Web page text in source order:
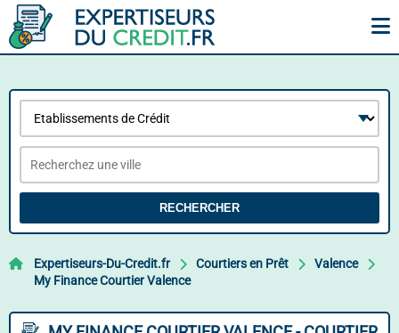
RECHERCHER
Expertiseurs-Du-Credit.fr Courtiers en Prêt
Valence
My Finance Courtier Valence